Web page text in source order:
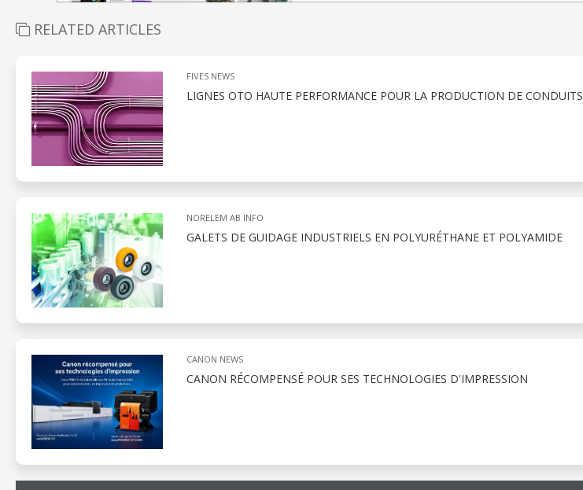
RELATED ARTICLES
FIVES NEWS
LIGNES OTO HAUTE PERFORMANCE POUR LA PRODUCTION DE CONDUITS
NORELEM AB INFO
GALETS DE GUIDAGE INDUSTRIELS EN POLYURÉTHANE ET POLYAMIDE
CANON NEWS
CANON RÉCOMPENSÉ POUR SES TECHNOLOGIES D'IMPRESSION